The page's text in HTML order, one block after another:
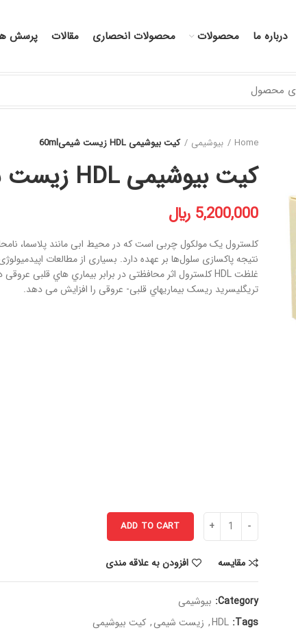
درباره ما محصولات محصولات انحصاری مقالات پرسش
Home بیوشیمی کیت بیوشیمی HDL زیست شیمی60ml
کیت بیوشیمی HDL زیست شیمی60ml
﷼
کلسترول یک مولکول چربی است که در محیط ابی مانند پلاسما،
نتیجه پاکسازی سلول‌ها بر عهده دارد. بسیاری از مطالعات
تريگلیسرید ریسک بیماريهاي قلبی- عروقی را افزایش می دهد.
ADD TO CART
مقایسه افزودن به علاقه مندی
Category: بیوشیمی
Tags:
HDL
, زیست شیمی, کیت بیوشیمی